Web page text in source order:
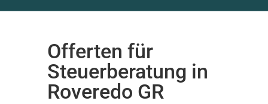
Offerten für
Steuerberatung in
Roveredo GR